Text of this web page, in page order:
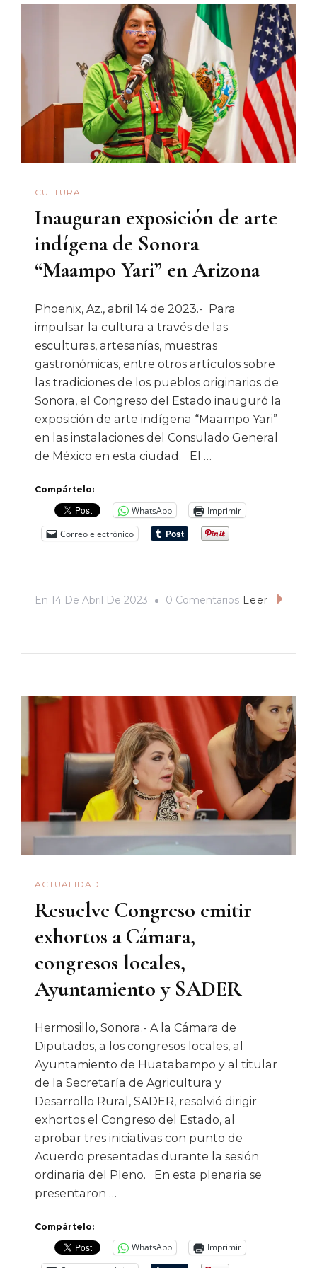
CULTURA
Inauguran exposición de arte
indígena de Sonora
“Maampo Yari” en Arizona
Phoenix, Az., abril 14 de 2023.- Para
impulsar la cultura a través de las
esculturas, artesanías, muestras
gastronómicas, entre otros artículos sobre
las tradiciones de los pueblos originarios de
Sonora, el Congreso del Estado inauguró la
exposición de arte indígena “Maampo Yari”
en las instalaciones del Consulado General
de México en esta ciudad. El …
Compártelo:
WhatsApp
Imprimir
Correo electrónico
En 14 De Abril De 2023 0 ComentariosEn
Indígena
De
Sonora
“Maampo
Yari”
En
Arizona
Leer
ACTUALIDAD
Resuelve Congreso emitir
exhortos a Cámara,
congresos locales,
Ayuntamiento y SADER
Hermosillo, Sonora.- A la Cámara de
Diputados, a los congresos locales, al
Ayuntamiento de Huatabampo y al titular
de la Secretaría de Agricultura y
Desarrollo Rural, SADER, resolvió dirigir
exhortos el Congreso del Estado, al
aprobar tres iniciativas con punto de
Acuerdo presentadas durante la sesión
ordinaria del Pleno. En esta plenaria se
presentaron …
Compártelo:
WhatsApp
Imprimir